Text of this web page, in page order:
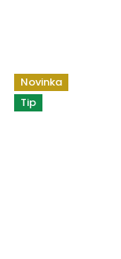
Novinka
Tip